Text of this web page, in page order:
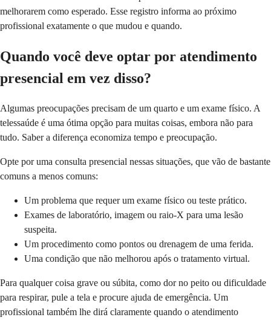
melhorarem como esperado. Esse registro informa ao próximo
profissional exatamente o que mudou e quando.
Quando você deve optar por atendimento
presencial em vez disso?
Algumas preocupações precisam de um quarto e um exame físico. A
telessaúde é uma ótima opção para muitas coisas, embora não para
tudo. Saber a diferença economiza tempo e preocupação.
Opte por uma consulta presencial nessas situações, que vão de bastante
comuns a menos comuns:
Um problema que requer um exame físico ou teste prático.
Exames de laboratório, imagem ou raio-X para uma lesão
suspeita.
Um procedimento como pontos ou drenagem de uma ferida.
Uma condição que não melhorou após o tratamento virtual.
Para qualquer coisa grave ou súbita, como dor no peito ou dificuldade
para respirar, pule a tela e procure ajuda de emergência. Um
profissional também lhe dirá claramente quando o atendimento